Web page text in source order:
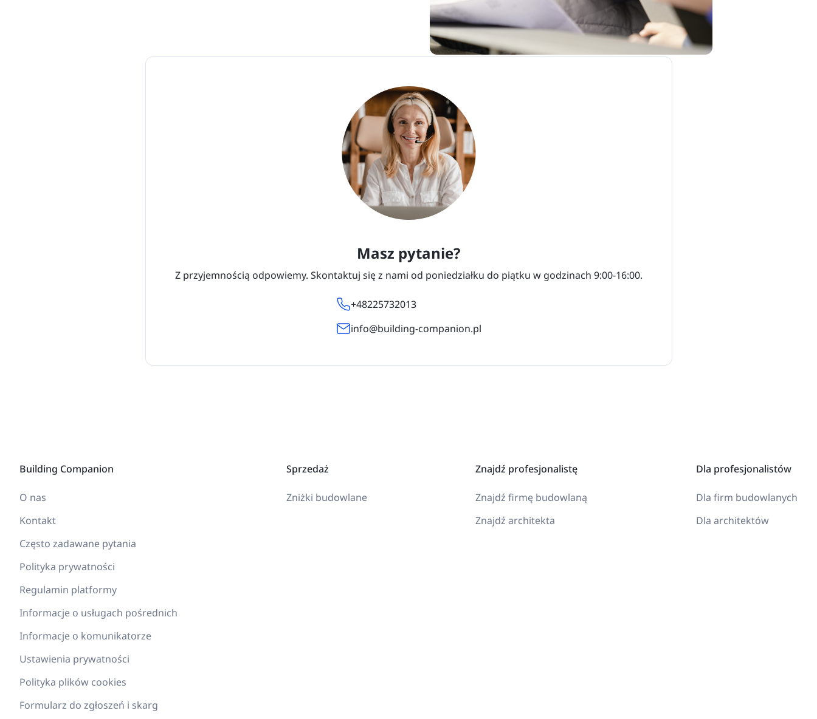
Masz pytanie?
Z przyjemnością odpowiemy. Skontaktuj się z nami od poniedziałku do piątku w godzinach 9:00-16:00.
+48225732013
info@building-companion.pl
Building Companion
O nas
Kontakt
Często zadawane pytania
Polityka prywatności
Regulamin platformy
Informacje o usługach pośrednich
Informacje o komunikatorze
Ustawienia prywatności
Polityka plików cookies
Formularz do zgłoszeń i skarg
Sprzedaż
Zniżki budowlane
Znajdź profesjonalistę
Znajdź firmę budowlaną
Znajdź architekta
Dla profesjonalistów
Dla firm budowlanych
Dla architektów